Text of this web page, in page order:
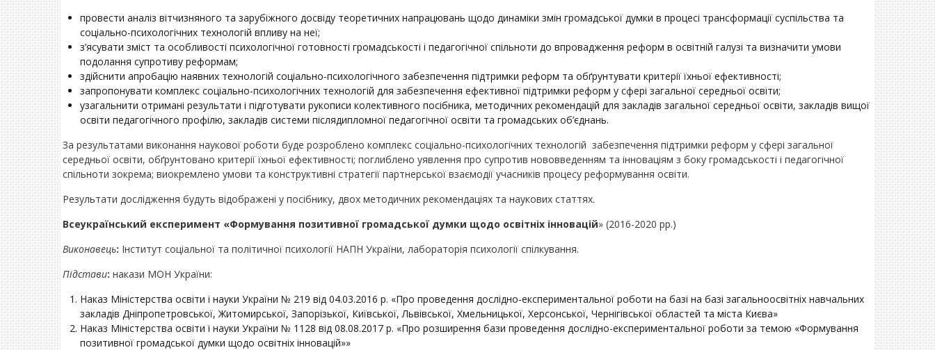
провести аналіз вітчизняного та зарубіжного досвіду теоретичних напрацювань щодо динаміки змін громадської думки в процесі трансформації суспільства та
соціально-психологічних технологій впливу на неї;
з’ясувати зміст та особливості психологічної готовності громадськості і педагогічної спільноти до впровадження реформ в освітній галузі та визначити умови
подолання супротиву реформам;
здійснити апробацію наявних технологій соціально-психологічного забезпечення підтримки реформ та обґрунтувати критерії їхньої ефективності;
запропонувати комплекс соціально-психологічних технологій для забезпечення ефективної підтримки реформ у сфері загальної середньої освіти;
узагальнити отримані результати і підготувати рукописи колективного посібника, методичних рекомендацій для закладів загальної середньої освіти, закладів вищої
освіти педагогічного профілю, закладів системи післядипломної педагогічної освіти та громадських об’єднань.
За результатами виконання наукової роботи буде розроблено комплекс соціально-психологічних технологій забезпечення підтримки реформ у сфері загальної
середньої освіти, обґрунтовано критерії їхньої ефективності; поглиблено уявлення про супротив нововведенням та інноваціям з боку громадськості і педагогічної
спільноти зокрема; виокремлено умови та конструктивні стратегії партнерської взаємодії учасників процесу реформування освіти.
Результати дослідження будуть відображені у посібнику, двох методичних рекомендаціях та наукових статтях.
Всеукраїнський експеримент «Формування позитивної громадської думки щодо освітніх інновацій» (2016-2020 рр.)
Виконавець: Інститут соціальної та політичної психології НАПН України, лабораторія психології спілкування.
Підстави: накази МОН України:
Наказ Міністерства освіти і науки України № 219 від 04.03.2016 р. «Про проведення дослідно-експериментальної роботи на базі на базі загальноосвітніх навчальних
закладів Дніпропетровської, Житомирської, Запорізької, Київської, Львівської, Хмельницької, Херсонської, Чернігівської областей та міста Києва»
Наказ Міністерства освіти і науки України № 1128 від 08.08.2017 р. «Про розширення бази проведення дослідно-експериментальної роботи за темою «Формування
позитивної громадської думки щодо освітніх інновацій»»